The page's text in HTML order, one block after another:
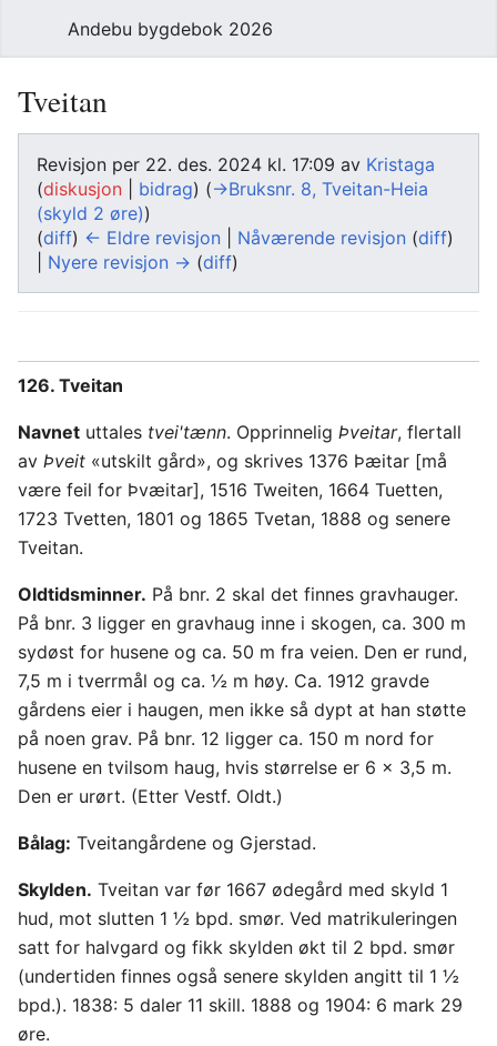
Andebu bygdebok 2026
Tveitan
Revisjon per 22. des. 2024 kl. 17:09 av Kristaga
(diskusjon bidrag) (→‎Bruksnr. 8, Tveitan-Heia
(skyld 2 øre))
(diff) ← Eldre revisjon Nåværende revisjon (diff)
Nyere revisjon → (diff)
126. Tveitan
Navnet uttales tvei'tænn. Opprinnelig Þveitar, flertall
av Þveit «utskilt gård», og skrives 1376 Þæitar [må
være feil for Þvæitar], 1516 Tweiten, 1664 Tuetten,
1723 Tvetten, 1801 og 1865 Tvetan, 1888 og senere
Tveitan.
Oldtidsminner. På bnr. 2 skal det finnes gravhauger.
På bnr. 3 ligger en gravhaug inne i skogen, ca. 300 m
sydøst for husene og ca. 50 m fra veien. Den er rund,
7,5 m i tverrmål og ca. ½ m høy. Ca. 1912 gravde
gårdens eier i haugen, men ikke så dypt at han støtte
på noen grav. På bnr. 12 ligger ca. 150 m nord for
husene en tvilsom haug, hvis størrelse er 6 x 3,5 m.
Den er urørt. (Etter Vestf. Oldt.)
Bålag: Tveitangårdene og Gjerstad.
Skylden. Tveitan var før 1667 ødegård med skyld 1
hud, mot slutten 1 ½ bpd. smør. Ved matrikuleringen
satt for halvgard og fikk skylden økt til 2 bpd. smør
(undertiden finnes også senere skylden angitt til 1 ½
bpd.). 1838: 5 daler 11 skill. 1888 og 1904: 6 mark 29
øre.